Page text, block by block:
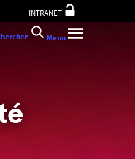
INTRANET
Menu